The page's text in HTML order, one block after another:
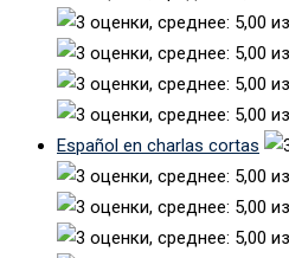
Español en charlas cortas